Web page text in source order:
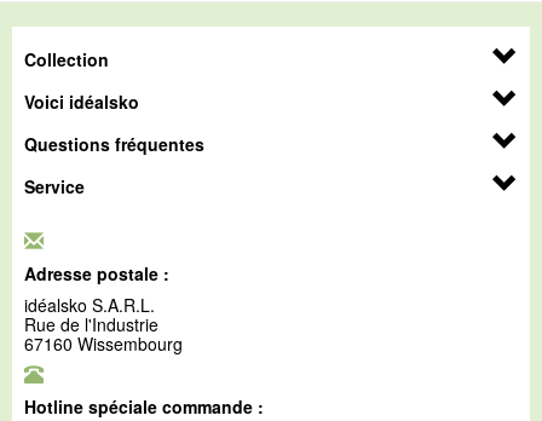
Collection
Voici idéalsko
Questions fréquentes
Service
Adresse postale :
idéalsko S.A.R.L.
Rue de l'Industrie
67160 Wissembourg
Hotline spéciale commande :